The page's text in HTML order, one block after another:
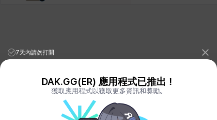
League of Legends StatsPORO.GG
Teamfight Tactics Stats
LOLCHESS.GG
VALORANT.DAK.GG
7天內請勿打開
DAK.GG(ER) 應用程式已推出！
獲取應用程式以獲取更多資訊和獎勵。